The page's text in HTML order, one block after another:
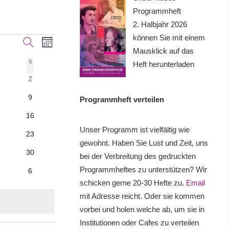
Veranstaltungen
Suche
und
Ansichten,
Navigation
SUCHEVeranstaltung
Ansichten-
Navigation
MONAT
S
0
2
0
9
016
0
23
0
30
0
Veranstaltungen
6
Programmheft
2. Halbjahr 2026
können Sie mit einem
Mausklick auf das
Heft herunterladen
Programmheft verteilen
Unser Programm ist vielfältig wie
gewohnt. Haben Sie Lust und Zeit, uns
bei der Verbreitung des gedruckten
Programmheftes zu unterstützen? Wir
schicken gerne 20-30 Hefte zu. Email
mit Adresse reicht. Oder sie kommen
vorbei und holen welche ab, um sie in
Institutionen oder Cafes zu verteilen